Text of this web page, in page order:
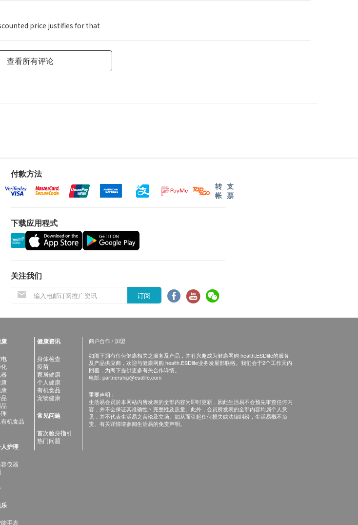
price justifies for that
查看所有评论
付款方法
转
帐
支
票
下载应用程式
关注我们
订阅
机食品
护理
仪器
手表
健康资讯
身体检查
疫苗
家居健康
个人健康
有机食品
宠物健康
常见问题
首次验身指引
热门问题
商户合作 / 加盟
如阁下拥有任何健康相关之服务及产品，并有兴趣成为健康网购 health.ESDlife的服务
及产品供应商，欢迎与健康网购 health.ESDlife业务发展部联络。我们会于2个工作天内
回覆，为阁下提供更多有关合作详情。
电邮: partnership@esdlife.com
重要声明：
生活易会员於本网站内所发表的全部内容为即时更新，因此生活易不会预先审查任何内
容，并不会保证其准确性丶完整性及质量。此外，会员所发表的全部内容均属个人意
见，并不代表生活易之言论及立场。如从而引起任何损失或法律纠纷，生活易概不负
责。有关详情请参阅生活易的免责声明。